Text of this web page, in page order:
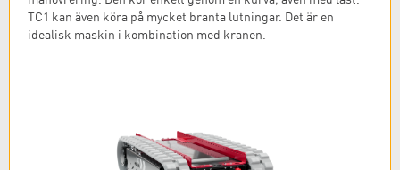
TC1 kan även köra på mycket branta lutningar. Det är en
idealisk maskin i kombination med kranen.